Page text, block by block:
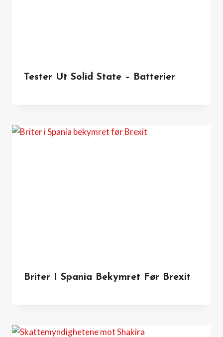
Tester Ut Solid State – Batterier
Briter I Spania Bekymret Før Brexit